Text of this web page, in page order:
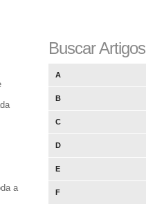
a
Buscar Artigos
A
B
C
D
E
F